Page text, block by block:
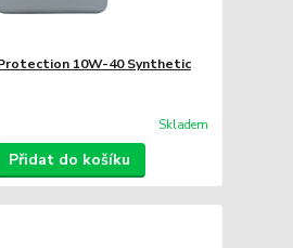
10W-40 Synthetic
Skladem
Přidat do košíku